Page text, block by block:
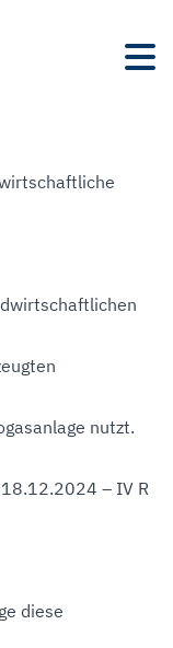
nutzt.
– IV R
diese